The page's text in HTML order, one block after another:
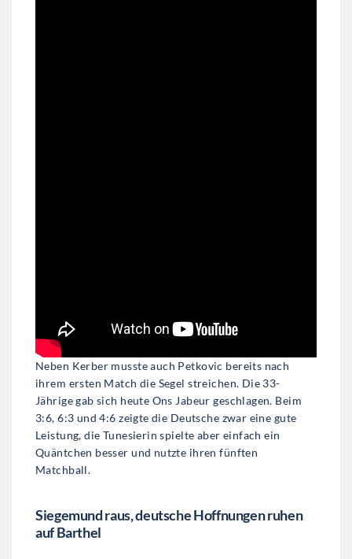
Neben Kerber musste auch Petkovic bereits nach
ihrem ersten Match die Segel streichen. Die 33-
Jährige gab sich heute Ons Jabeur geschlagen. Beim
3:6, 6:3 und 4:6 zeigte die Deutsche zwar eine gute
Leistung, die Tunesierin spielte aber einfach ein
Quäntchen besser und nutzte ihren fünften
Matchball.
Siegemund raus, deutsche Hoffnungen ruhen
auf Barthel